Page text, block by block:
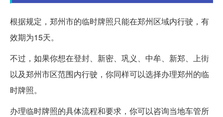
根据规定，郑州市的临时牌照只能在郑州区域内行驶，有
效期为15天。
不过，如果你想在登封、新密、巩义、中牟、新郑、上街
以及郑州市区范围内行驶，你同样可以选择办理郑州的临
时牌照。
办理临时牌照的具体流程和要求，你可以咨询当地车管所